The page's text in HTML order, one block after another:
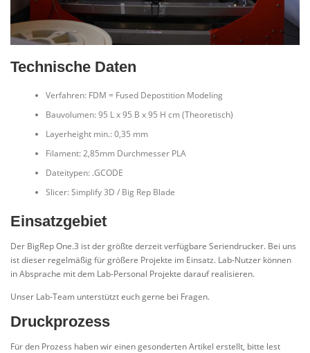
Technische Daten
Verfahren: FDM = Fused Depostition Modeling
Bauvolumen: 95 L x 95 B x 95 H cm (Theoretisch)
Layerheight min.: 0,35 mm
Filament: 2,85mm Durchmesser PLA
Dateitypen: .GCODE
Slicer: Simplify 3D / Big Rep Blade
Einsatzgebiet
Der BigRep One.3 ist der größte derzeit verfügbare Seriendrucker. Bei uns
ist dieser regelmäßig für größere Projekte im Einsatz. Lab-Nutzer können
in Absprache mit dem Lab-Personal Projekte darauf realisieren.
Unser Lab-Team unterstützt euch gerne bei Fragen.
Druckprozess
Für den Prozess haben wir einen gesonderten Artikel erstellt, bitte lest